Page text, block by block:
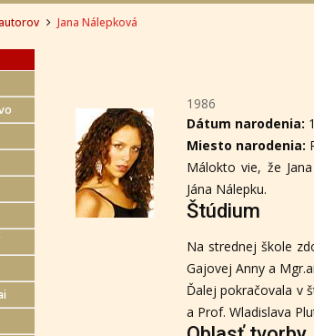
Jana Nálepková
1986
Dátum narodenia:
Miesto narodenia:
Málokto vie, že
Jána Nálepku.
Štúdium
Na strednej škole
Gajovej Anny a
Ďalej pokračovala v
a Prof. Wladislava